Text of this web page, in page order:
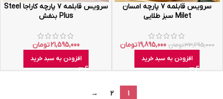
سرویس قابلمه ۷ پارچه امسان
Milet سبز طلایی
33,295,000تومان 19,895,000تومان
افزودن به سبد خرید
سرویس قابلمه ۷ پارچه کاراجا Steel
Plus بنفش
21,595,000تومان
افزودن به سبد خرید
1
2
→